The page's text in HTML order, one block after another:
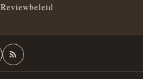
Reviewbeleid